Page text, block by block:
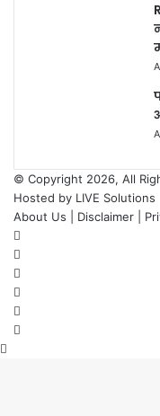
© Copyright 2026, All
Hosted by LIVE Solutions
About Us |
Disclaimer |